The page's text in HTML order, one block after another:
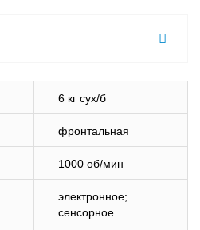
6 кг сух/б
фронтальная
1000 об/мин
электронное;
сенсорное